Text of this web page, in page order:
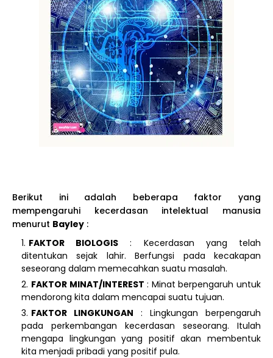
Berikut ini adalah beberapa faktor yang
mempengaruhi kecerdasan intelektual manusia
menurut Bayley :
FAKTOR BIOLOGIS : Kecerdasan yang telah
ditentukan sejak lahir. Berfungsi pada kecakapan
seseorang dalam memecahkan suatu masalah.
FAKTOR MINAT/INTEREST : Minat berpengaruh untuk
mendorong kita dalam mencapai suatu tujuan.
FAKTOR LINGKUNGAN : Lingkungan berpengaruh
pada perkembangan kecerdasan seseorang. Itulah
mengapa lingkungan yang positif akan membentuk
kita menjadi pribadi yang positif pula.